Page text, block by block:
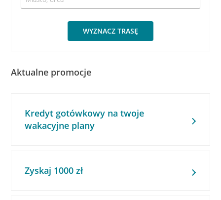
WYZNACZ TRASĘ
Aktualne promocje
Kredyt gotówkowy na twoje
wakacyjne plany
Zyskaj 1000 zł